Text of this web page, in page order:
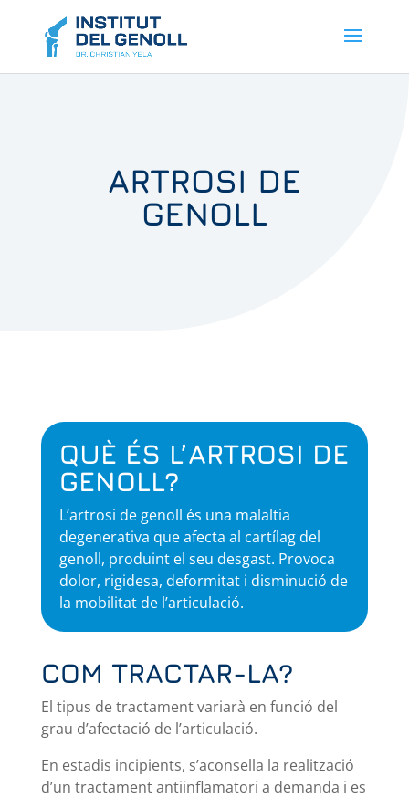
ARTROSI DE
GENOLL
QUÈ ÉS L’ARTROSI DE
GENOLL?
L’artrosi de genoll és una malaltia
degenerativa que afecta al cartílag del
genoll, produint el seu desgast. Provoca
dolor, rigidesa, deformitat i disminució de
la mobilitat de l’articulació.
COM TRACTAR-LA?
El tipus de tractament variarà en funció del
grau d’afectació de l’articulació.
En estadis incipients, s’aconsella la realització
d’un tractament antiinflamatori a demanda i es